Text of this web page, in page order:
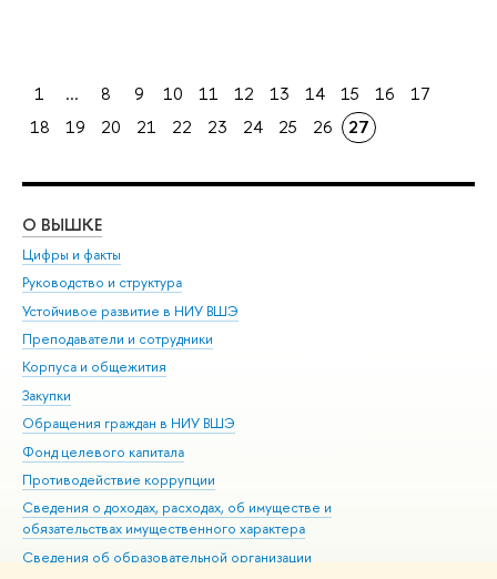
1 ... 8 9 10 11 12 13 14 15 16
17
18
19 20 21 22 23 24 25 26 27
О ВЫШКЕ
Цифры и факты
Руководство и структура
Устойчивое развитие в НИУ ВШЭ
Преподаватели и сотрудники
Корпуса и общежития
Закупки
Обращения граждан в НИУ ВШЭ
Фонд целевого капитала
Противодействие коррупции
Сведения о доходах, расходах, об имуществе и
обязательствах имущественного характера
Сведения об образовательной организации